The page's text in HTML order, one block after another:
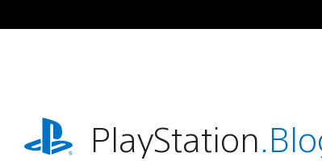
al
playstation.comPlayStation